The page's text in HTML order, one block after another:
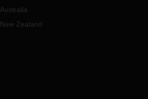
Australia
New Zealand